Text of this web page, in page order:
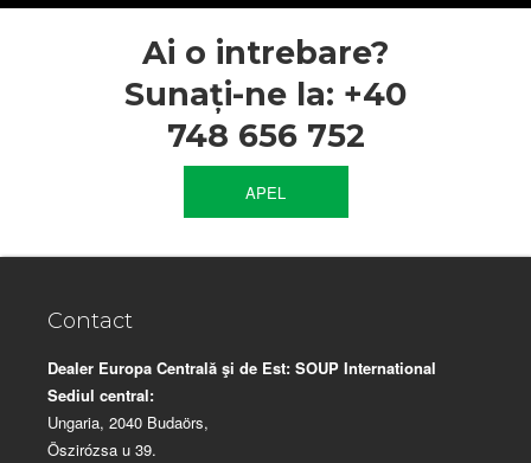
Ai o intrebare?
Sunați-ne la: +40
748 656 752
APEL
Contact
Dealer Europa Centrală şi de Est: SOUP International
Sediul central:
Ungaria, 2040 Budaörs,
Öszirózsa u 39.